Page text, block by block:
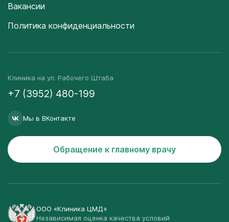
Вакансии
Политика конфиденциальности
Клиника на ул. Рабочего Штаба
+7 (3952) 480-199
Мы в ВКонтакте
Обращение к главному врачу
ООО «Клиника ЦМД»
Независимая оценка качества условий